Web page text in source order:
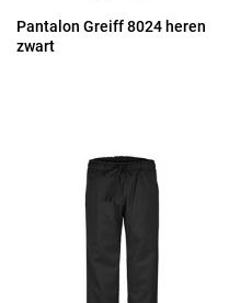
Pantalon Greiff 8024 heren
zwart